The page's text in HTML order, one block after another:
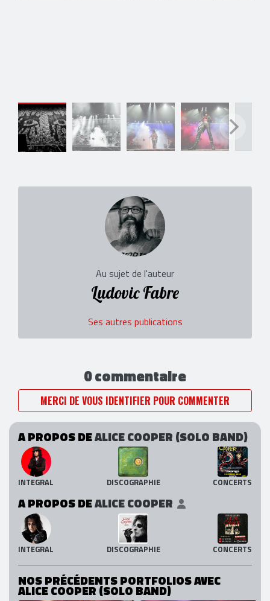
Au sujet de l'auteur
Ludovic Fabre
Ses autres publications
0 commentaire
MERCI DE VOUS IDENTIFIER POUR COMMENTER
A PROPOS DEALICE COOPER (SOLO BAND)
INTEGRAL DISCOGRAPHIE CONCERTS
A PROPOS DEALICE COOPER
INTEGRAL DISCOGRAPHIE CONCERTS
NOS PRÉCÉDENTS PORTFOLIOS AVEC
ALICE COOPER (SOLO BAND)